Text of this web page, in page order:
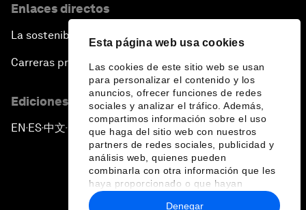
Esta página web usa cookies
Las cookies de este sitio web se usan
para personalizar el contenido y los
anuncios, ofrecer funciones de redes
sociales y analizar el tráfico. Además,
compartimos información sobre el uso
que haga del sitio web con nuestros
partners de redes sociales, publicidad y
análisis web, quienes pueden
combinarla con otra información que les
haya proporcionado o que hayan
recopilado a partir del uso que haya
Denegar
Enlaces directos
La sostenibilidad en el Foro
Carreras profesionales
Ediciones en otros idiomas
EN ▪ES▪中文▪ 日本語